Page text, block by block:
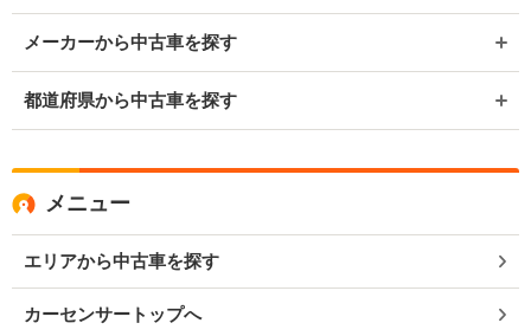
メーカーから中古車を探す
都道府県から中古車を探す
メニュー
エリアから中古車を探す
カーセンサートップへ